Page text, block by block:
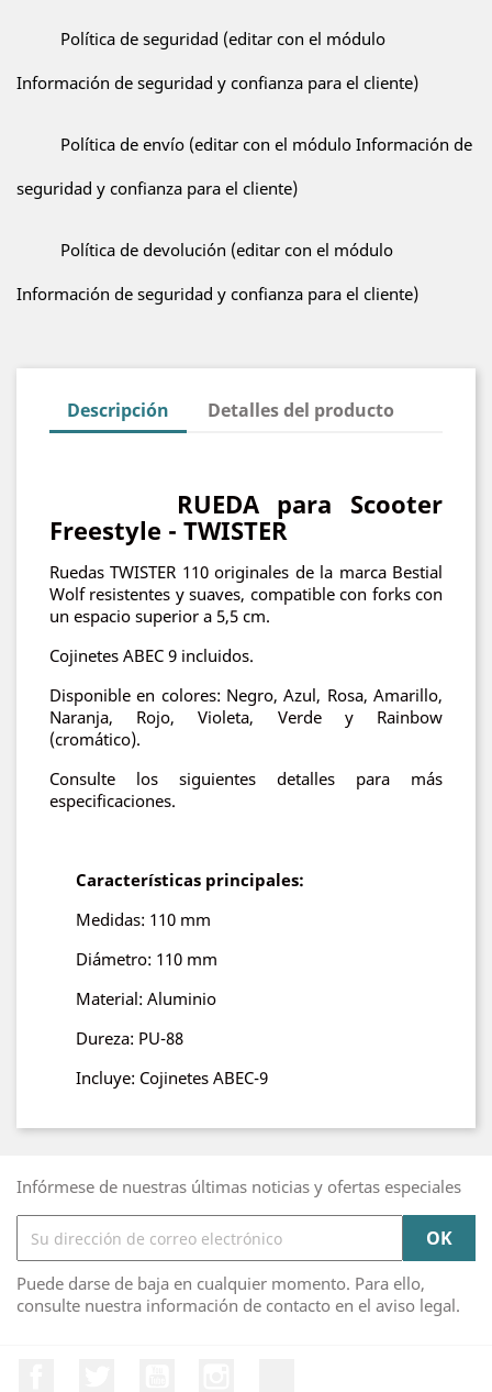
Política de seguridad (editar con el módulo
Información de seguridad y confianza para el cliente)
Política de envío (editar con el módulo Información de
seguridad y confianza para el cliente)
Política de devolución (editar con el módulo
Información de seguridad y confianza para el cliente)
Descripción Detalles del producto
RUEDA para Scooter
Freestyle - TWISTER
Ruedas TWISTER 110 originales de la marca Bestial
Wolf resistentes y suaves, compatible con forks con
un espacio superior a 5,5 cm.
Cojinetes ABEC 9 incluidos.
Disponible en colores: Negro, Azul, Rosa, Amarillo,
Naranja, Rojo, Violeta, Verde y Rainbow
(cromático).
Consulte los siguientes detalles para más
especificaciones.
Características principales:
Medidas: 110 mm
Diámetro: 110 mm
Material: Aluminio
Dureza: PU-88
Incluye: Cojinetes ABEC-9
Infórmese de nuestras últimas noticias y ofertas especiales
Puede darse de baja en cualquier momento. Para ello,
consulte nuestra información de contacto en el aviso legal.